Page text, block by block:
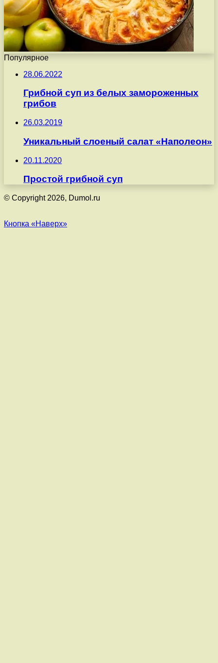
Популярное
28.06.2022
Грибной суп из белых замороженных
грибов
26.03.2019
Уникальный слоеный салат «Наполеон»
20.11.2020
Простой грибной суп
© Copyright 2026, Dumol.ru
Кнопка «Наверх»